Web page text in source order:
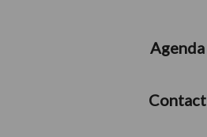
Agenda
Contact